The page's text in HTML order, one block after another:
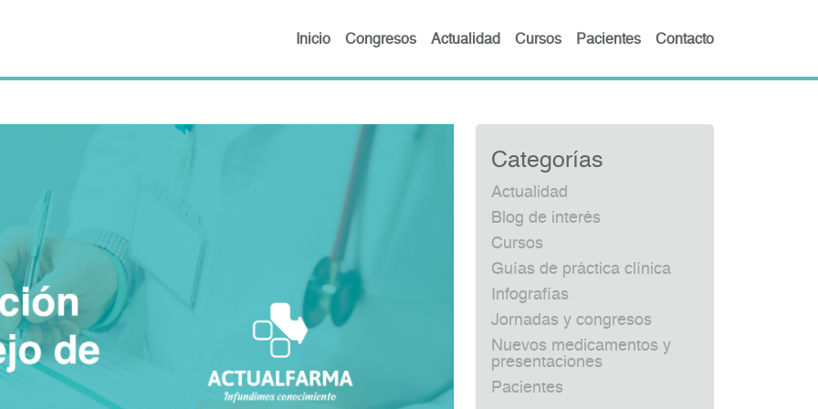
Inicio Congresos Actualidad Cursos Pacientes Contacto
Categorías
Actualidad
Blog de interés
Cursos
Guías de práctica clínica
Infografías
Jornadas y congresos
Nuevos medicamentos y
presentaciones
Pacientes